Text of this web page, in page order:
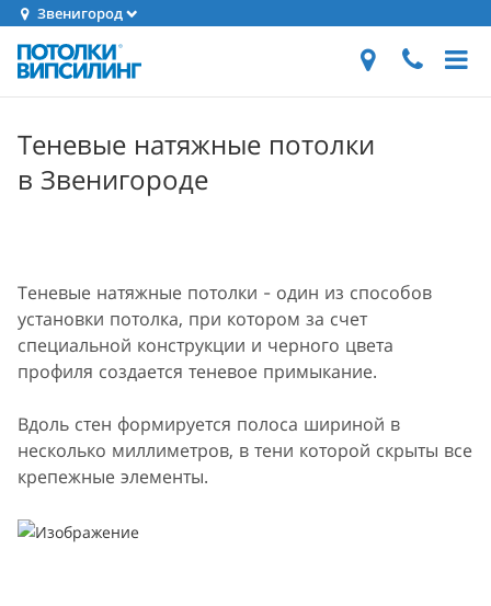
Звенигород
Теневые натяжные потолки
в Звенигороде
Теневые натяжные потолки - один из способов
установки потолка, при котором за счет
специальной конструкции и черного цвета
профиля создается теневое примыкание.
Вдоль стен формируется полоса шириной в
несколько миллиметров, в тени которой скрыты все
крепежные элементы.